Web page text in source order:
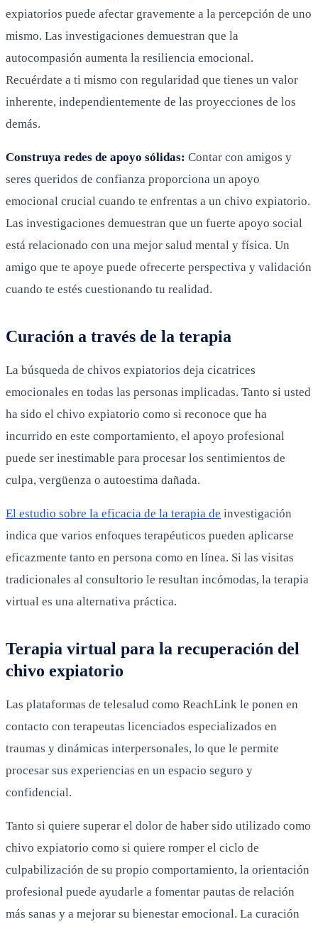
expiatorios puede afectar gravemente a la percepción de uno
mismo. Las investigaciones demuestran que la
autocompasión aumenta la resiliencia emocional.
Recuérdate a ti mismo con regularidad que tienes un valor
inherente, independientemente de las proyecciones de los
demás.
Construya redes de apoyo sólidas: Contar con amigos y
seres queridos de confianza proporciona un apoyo
emocional crucial cuando te enfrentas a un chivo expiatorio.
Las investigaciones demuestran que un fuerte apoyo social
está relacionado con una mejor salud mental y física. Un
amigo que te apoye puede ofrecerte perspectiva y validación
cuando te estés cuestionando tu realidad.
Curación a través de la terapia
La búsqueda de chivos expiatorios deja cicatrices
emocionales en todas las personas implicadas. Tanto si usted
ha sido el chivo expiatorio como si reconoce que ha
incurrido en este comportamiento, el apoyo profesional
puede ser inestimable para procesar los sentimientos de
culpa, vergüenza o autoestima dañada.
El estudio sobre la eficacia de la terapia de investigación
indica que varios enfoques terapéuticos pueden aplicarse
eficazmente tanto en persona como en línea. Si las visitas
tradicionales al consultorio le resultan incómodas, la terapia
virtual es una alternativa práctica.
Terapia virtual para la recuperación del
chivo expiatorio
Las plataformas de telesalud como ReachLink le ponen en
contacto con terapeutas licenciados especializados en
traumas y dinámicas interpersonales, lo que le permite
procesar sus experiencias en un espacio seguro y
confidencial.
Tanto si quiere superar el dolor de haber sido utilizado como
chivo expiatorio como si quiere romper el ciclo de
culpabilización de su propio comportamiento, la orientación
profesional puede ayudarle a fomentar pautas de relación
más sanas y a mejorar su bienestar emocional. La curación